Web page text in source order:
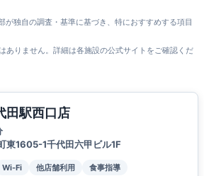
が独自の調査・基準に基づき、特におすすめする項目
ありません。詳細は各施設の公式サイトをご確認くだ
田駅西口店
東1605-1千代田六甲ビル1F
Wi-Fi 他店舗利用
食事指導